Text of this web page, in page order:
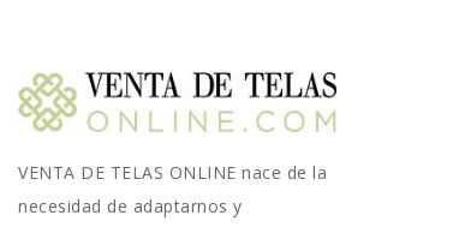
VENTA DE TELAS ONLINE nace de la
necesidad de adaptarnos y